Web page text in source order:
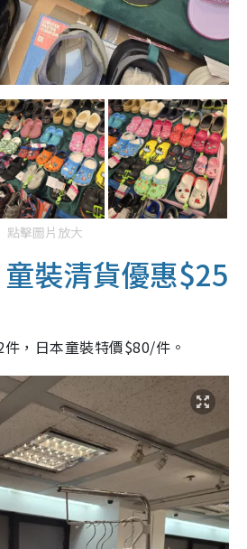
點擊圖片放大
裝清貨優惠$25
，日本童裝特價$80/件。